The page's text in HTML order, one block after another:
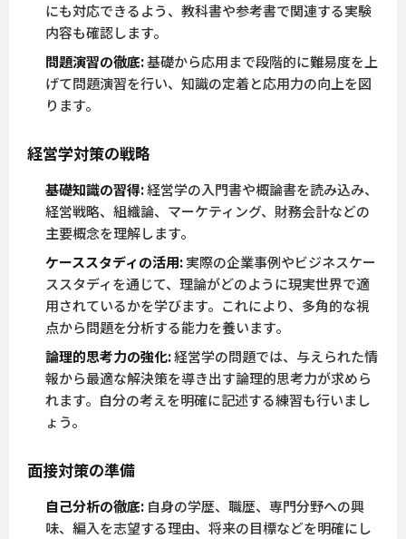
にも対応できるよう、教科書や参考書で関連する実験
内容も確認します。
問題演習の徹底:基礎から応用まで段階的に難易度を上
げて問題演習を行い、知識の定着と応用力の向上を図
ります。
経営学対策の戦略
基礎知識の習得:経営学の入門書や概論書を読み込み、
経営戦略、組織論、マーケティング、財務会計などの
主要概念を理解します。
ケーススタディの活用:実際の企業事例やビジネスケー
ススタディを通じて、理論がどのように現実世界で適
用されているかを学びます。これにより、多角的な視
点から問題を分析する能力を養います。
論理的思考力の強化:経営学の問題では、与えられた情
報から最適な解決策を導き出す論理的思考力が求めら
れます。自分の考えを明確に記述する練習も行いまし
ょう。
面接対策の準備
自己分析の徹底: 自身の学歴、職歴、専門分野への興
味、編入を志望する理由、将来の目標などを明確にし